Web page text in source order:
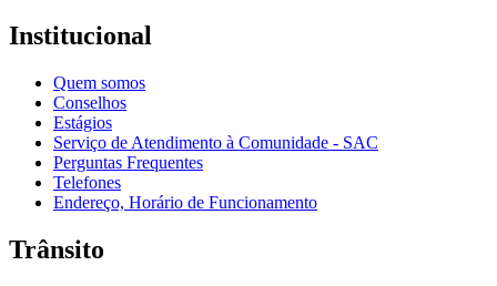
Institucional
Quem somos
Conselhos
Estágios
Serviço de Atendimento à Comunidade - SAC
Perguntas Frequentes
Telefones
Endereço, Horário de Funcionamento
Trânsito